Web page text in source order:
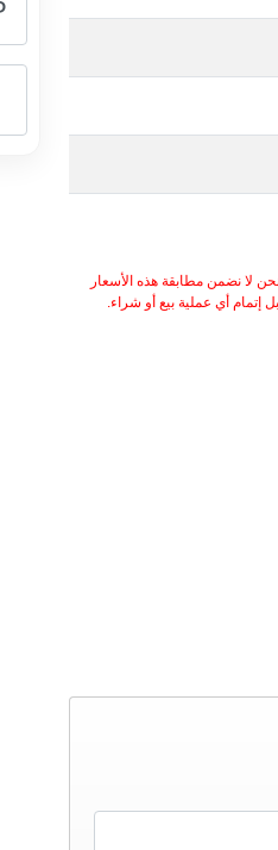
لا نضمن مطابقة هذه الأسعار
إتمام أي عملية بيع أو شراء.